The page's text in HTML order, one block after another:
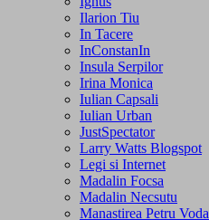
Ilarion Tiu
In Tacere
InConstanIn
Insula Serpilor
Irina Monica
Iulian Capsali
Iulian Urban
JustSpectator
Larry Watts Blogspot
Legi si Internet
Madalin Focsa
Madalin Necsutu
Manastirea Petru Voda